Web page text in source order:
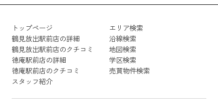
トップページ
エリア検索
鶴見放出駅前店の詳細
沿線検索
鶴見放出駅前店のクチコミ
地図検索
徳庵駅前店の詳細
学区検索
徳庵駅前店のクチコミ
売買物件検索
スタッフ紹介